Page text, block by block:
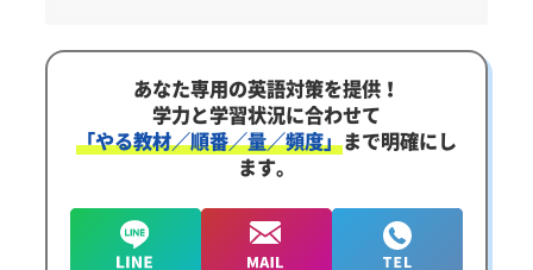
あなた専用の英語対策を提供！
学力と学習状況に合わせて
「やる教材／順番／量／頻度」まで明確にし
ます。